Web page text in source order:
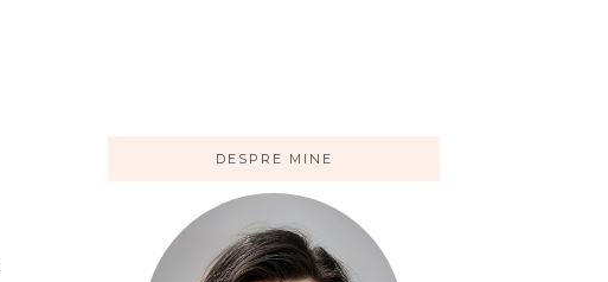
DESPRE MINE